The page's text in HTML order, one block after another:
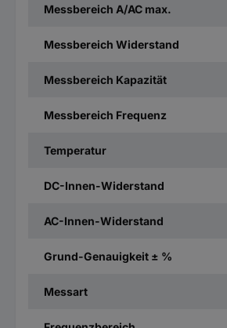
Messbereich A/AC max.
Messbereich Widerstand
Messbereich Kapazität
Messbereich Frequenz
Temperatur
DC-Innen-Widerstand
AC-Innen-Widerstand
Grund-Genauigkeit ± %
Messart